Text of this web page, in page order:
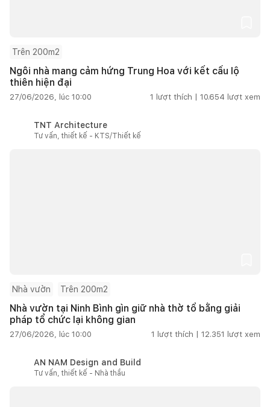
Trên 200m2
Ngôi nhà mang cảm hứng Trung Hoa với kết cấu lộ
thiên hiện đại
27/06/2026, lúc 10:00 1 lượt thích | 10.654 lượt xem
TNT Architecture
Tư vấn, thiết kế - KTS/Thiết kế
Nhà vườn Trên 200m2
Nhà vườn tại Ninh Bình gìn giữ nhà thờ tổ bằng giải
pháp tổ chức lại không gian
27/06/2026, lúc 10:00 1 lượt thích | 12.351 lượt xem
AN NAM Design and Build
Tư vấn, thiết kế - Nhà thầu